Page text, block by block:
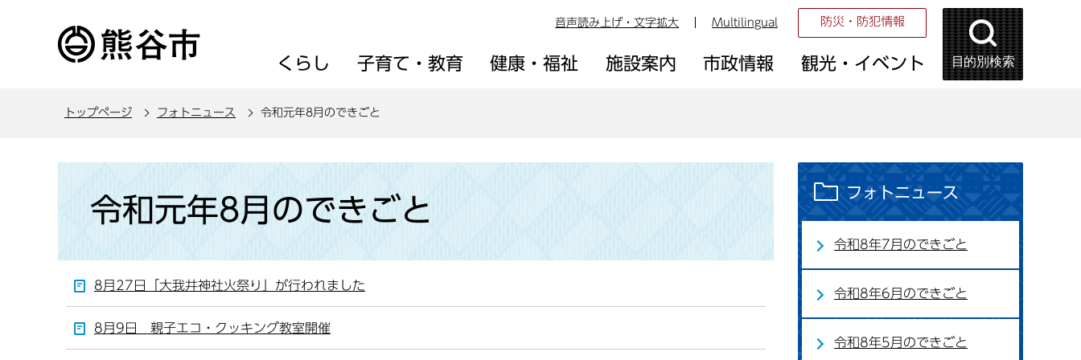
音声読み上げ・文字拡大 Multilingual 防災・防犯情報
くらし 子育て・教育 健康・福祉 施設案内 市政情報 観光・イベント 目的別検索
トップページ フォトニュース 令和元年8月のできごと
か
令和元年8月のできごと
8月27日「大我井神社火祭り」が行われました
8月9日 親子エコ・クッキング教室開催
フォトニュース
令和8年7月のできごと
令和8年6月のできごと
令和8年5月のできごと